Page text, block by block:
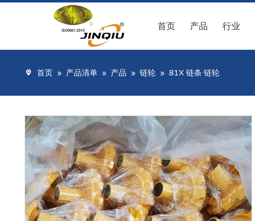
首页 产品 行业
首页 » 产品清单 » 产品 » 链轮 » 81X 链条 链轮